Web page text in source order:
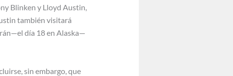
Blinken y Lloyd Austin,
también visitará
día 18 en Alaska—
sin embargo, que